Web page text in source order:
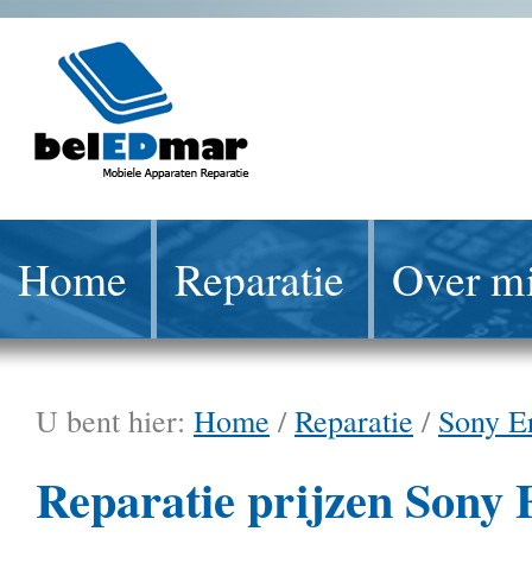
Home Reparatie Over
U bent hier: Home /Reparatie / Sony
Reparatie prijzen